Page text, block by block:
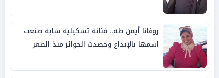
روفانا أيمن طه.. فنانة تشكيلية شابة صنعت
اسمها بالإبداع وحصدت الجوائز منذ الصغر